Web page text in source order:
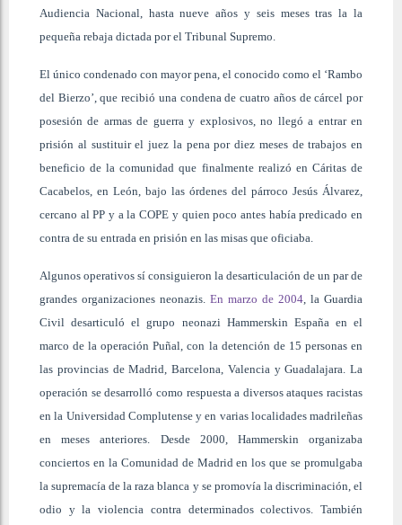
Audiencia Nacional, hasta nueve años y seis meses tras la la
pequeña rebaja dictada por el Tribunal Supremo.
El único condenado con mayor pena, el conocido como el ‘Rambo
del Bierzo’, que recibió una condena de cuatro años de cárcel por
posesión de armas de guerra y explosivos, no llegó a entrar en
prisión al sustituir el juez la pena por diez meses de trabajos en
beneficio de la comunidad que finalmente realizó en Cáritas de
Cacabelos, en León, bajo las órdenes del párroco Jesús Álvarez,
cercano al PP y a la COPE y quien poco antes había predicado en
contra de su entrada en prisión en las misas que oficiaba.
Algunos operativos sí consiguieron la desarticulación de un par de
grandes organizaciones neonazis. En marzo de 2004, la Guardia
Civil desarticuló el grupo neonazi Hammerskin España en el
marco de la operación Puñal, con la detención de 15 personas en
las provincias de Madrid, Barcelona, Valencia y Guadalajara. La
operación se desarrolló como respuesta a diversos ataques racistas
en la Universidad Complutense y en varias localidades madrileñas
en meses anteriores. Desde 2000, Hammerskin organizaba
conciertos en la Comunidad de Madrid en los que se promulgaba
la supremacía de la raza blanca y se promovía la discriminación, el
odio y la violencia contra determinados colectivos. También